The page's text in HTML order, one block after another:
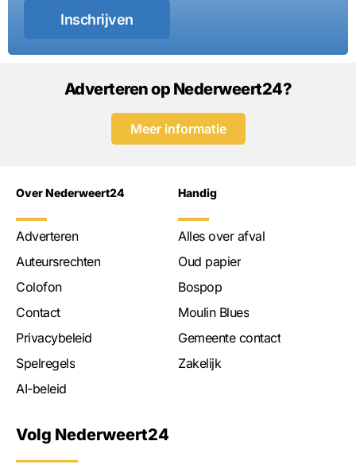
Inschrijven
Adverteren op Nederweert24?
Meer informatie
Over Nederweert24
Adverteren
Auteursrechten
Colofon
Contact
Privacybeleid
Spelregels
AI-beleid
Handig
Alles over afval
Oud papier
Bospop
Moulin Blues
Gemeente contact
Zakelijk
Volg Nederweert24